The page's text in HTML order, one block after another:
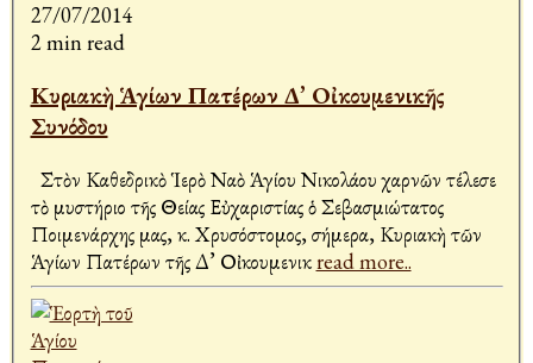
27/07/2014
2 min read
Κυριακὴ Ἁγίων Πατέρων Δ’ Οἰκουμενικῆς
Συνόδου
Στὸν Καθεδρικὸ Ἱερὸ Ναὸ Ἁγίου Νικολάου Ἀχαρνῶν τέλεσε
τὸ μυστήριο τῆς Θείας Εὐχαριστίας ὁ Σεβασμιώτατος
Ποιμενάρχης μας, κ. Χρυσόστομος, σήμερα, Κυριακὴ τῶν
Ἁγίων Πατέρων τῆς Δ’ Οἰκουμενικread more..